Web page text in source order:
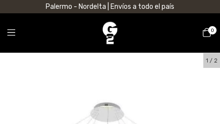
Palermo - Nordelta | Envíos a todo el país
0
1 / 2